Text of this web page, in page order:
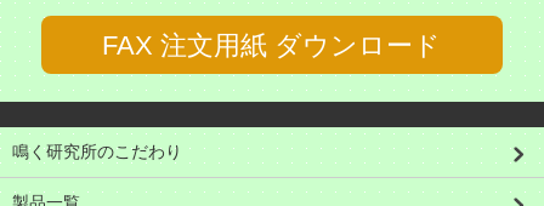
FAX 注文用紙 ダウンロード
鳴く研究所のこだわり
製品一覧